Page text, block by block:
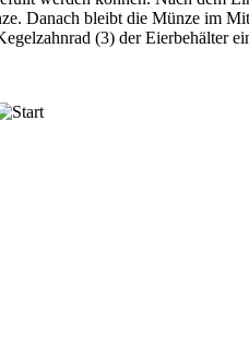
Danach bleibt die Münze im
(3) der